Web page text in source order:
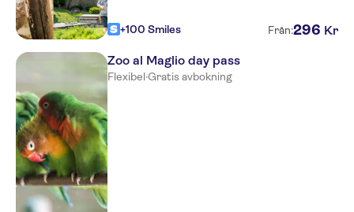
+100 Smiles Från:296 Kr
Zoo al Maglio day pass
Flexibel·Gratis avbokning